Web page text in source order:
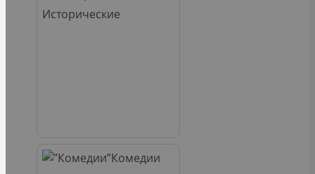
Исторические
Комедии